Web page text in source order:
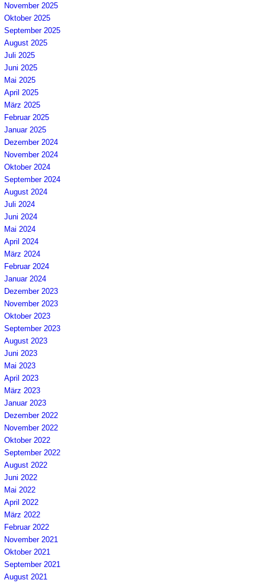
November 2025
Oktober 2025
September 2025
August 2025
Juli 2025
Juni 2025
Mai 2025
April 2025
März 2025
Februar 2025
Januar 2025
Dezember 2024
November 2024
Oktober 2024
September 2024
August 2024
Juli 2024
Juni 2024
Mai 2024
April 2024
März 2024
Februar 2024
Januar 2024
Dezember 2023
November 2023
Oktober 2023
September 2023
August 2023
Juni 2023
Mai 2023
April 2023
März 2023
Januar 2023
Dezember 2022
November 2022
Oktober 2022
September 2022
August 2022
Juni 2022
Mai 2022
April 2022
März 2022
Februar 2022
November 2021
Oktober 2021
September 2021
August 2021